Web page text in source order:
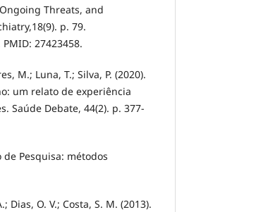
Threats, and
p. 79.
PMID: 27423458.
M.; Luna, T.; Silva, P. (2020).
um relato de experiência
Saúde Debate, 44(2). p. 377-
de Pesquisa: métodos
Dias, O. V.; Costa, S. M. (2013).